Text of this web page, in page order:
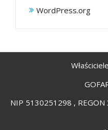
WordPress.org
NIP 5130251298 ,